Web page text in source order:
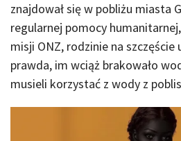
znajdował się w pobliżu miasta
regularnej pomocy
misji ONZ, rodzinie na szczęście
prawda, im ​​wciąż brakowało
musieli korzystać z wody z